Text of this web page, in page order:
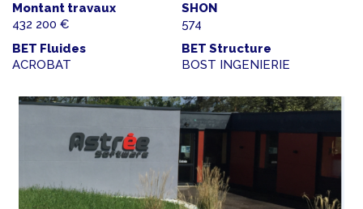
Montant travaux
432 200 €
SHON
574
BET Fluides
ACROBAT
BET Structure
BOST INGENIERIE